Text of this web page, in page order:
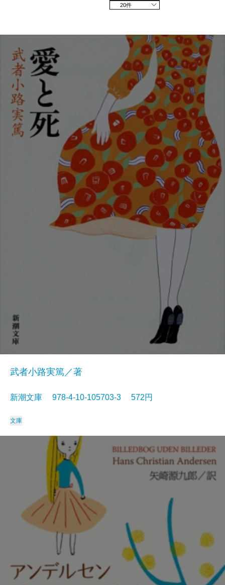
20件
武者小路実篤／著
新潮文庫 978-4-10-105703-3 572円
文庫